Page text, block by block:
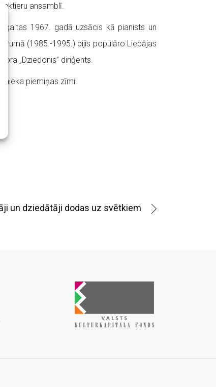
aktieru ansamblī.
gaitas 1967. gadā uzsācis kā pianists un
(1985.-1995.) bijis populāro Liepājas
„Dziedonis” diriģents.
piemiņas zīmi.
un dziedātāji dodas uz svētkiem